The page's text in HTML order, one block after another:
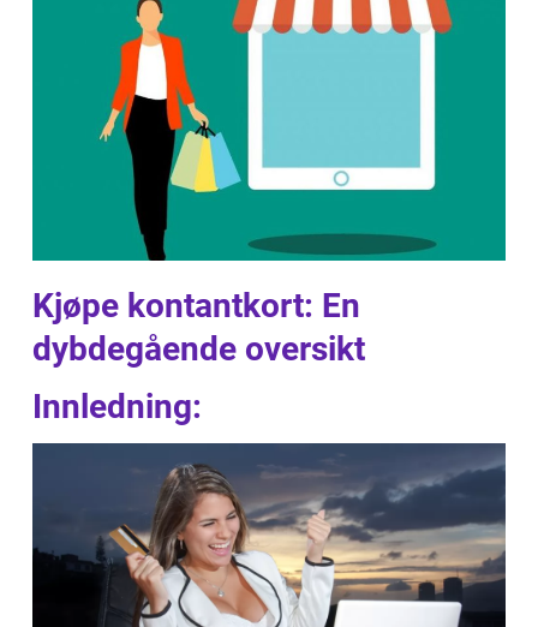
Kjøpe kontantkort: En
dybdegående oversikt
Innledning: